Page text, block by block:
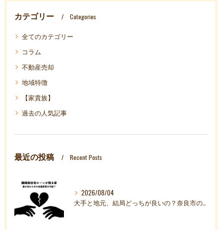
カテゴリー Categories
全てのカテゴリー
コラム
不動産売却
地域特徴
【家貴族】
過去の人気記事
最近の投稿 Recent Posts
2026/08/04
大手と地元、結局どっちが良いの？奈良市の不動産売却で本当に信頼できる「パートナー」の共通点